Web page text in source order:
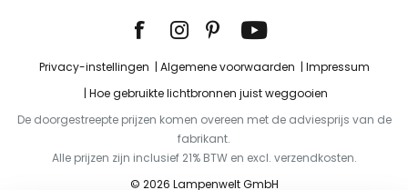
Privacy-instellingen Algemene voorwaarden
Impressum
Hoe gebruikte lichtbronnen juist weggooien
De doorgestreepte prijzen komen overeen met de adviesprijs van de
fabrikant.
Alle prijzen zijn inclusief 21% BTW en excl. verzendkosten.
© 2026 Lampenwelt GmbH